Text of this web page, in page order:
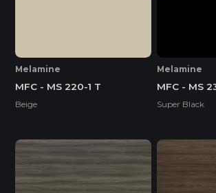
Melamine
MFC - MS 220-1 T
Beige
Melamine
MFC - MS
Super Black